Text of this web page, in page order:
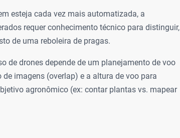
esteja cada vez mais automatizada, a
requer conhecimento técnico para distinguir,
de uma reboleira de pragas.
de drones depende de um planejamento de voo
imagens (overlap) e a altura de voo para
agronômico (ex: contar plantas vs. mapear